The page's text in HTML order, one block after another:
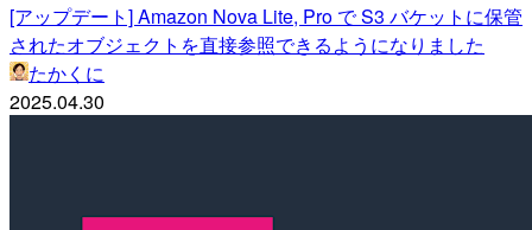
[アップデート] Amazon Nova Lite, Pro で S3 バケットに保管
されたオブジェクトを直接参照できるようになりました
たかくに
2025.04.30